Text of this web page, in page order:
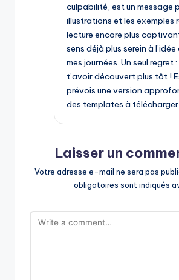
culpabilité, est un message
illustrations et les exemples
lecture encore plus
sens déjà plus serein à
mes journées. Un seul regret
t’avoir découvert plus tôt !
prévois une version
des templates à télécharger
Laisser un
Votre adresse e-mail ne sera pas
obligatoires sont indiqués